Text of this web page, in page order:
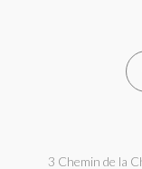
3 Chemin de la